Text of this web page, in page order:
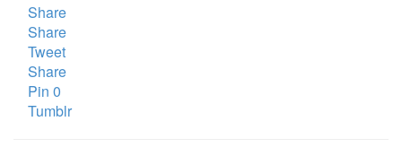
Share
Share
Tweet
Share
Pin 0
Tumblr